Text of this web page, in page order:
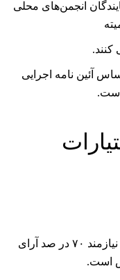
انجمن‌های محلی
آئین نامه اجرایی
۷۰ﺩﺭ ﺻﺪ آﺭﺍی
ﺍﺳﺖ.